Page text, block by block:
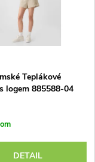
Teplákové
logem 885588-04
DETAIL